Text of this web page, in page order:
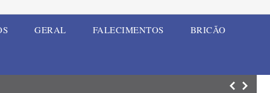
GERAL FALECIMENTOS BRICÃO
Comércio de